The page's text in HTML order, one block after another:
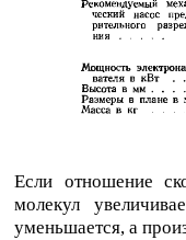
Если отношение
молекул
уменьшается, а